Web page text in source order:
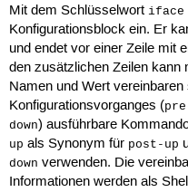
Mit dem Schlüsselwort iface
Konfigurationsblock ein. Er
und endet vor einer Zeile mit
den zusätzlichen Zeilen
Namen und Wert
Konfigurationsvorganges (
down) ausführbare
up als Synonym für post-up
down verwenden. Die
Informationen werden als